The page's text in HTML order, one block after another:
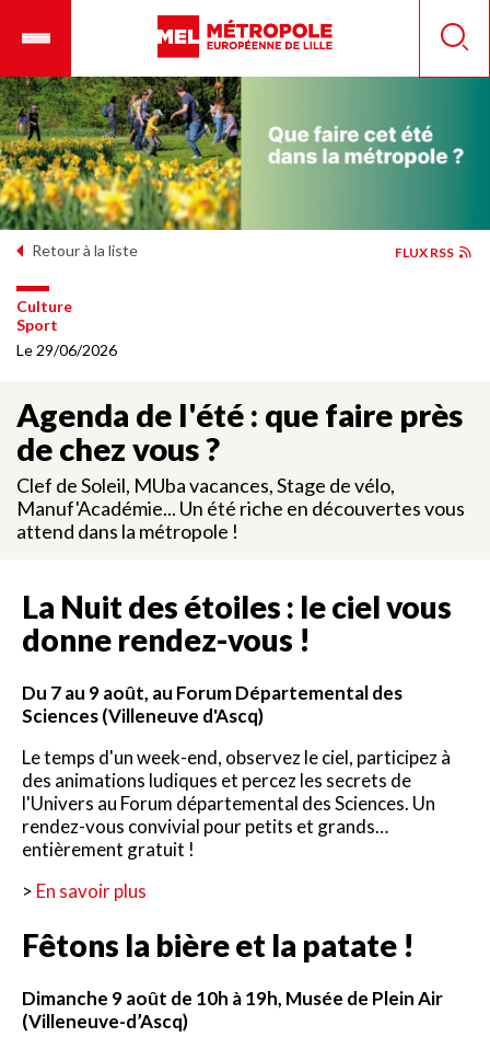
principal
mobile
Retour à la liste FLUX RSS
Culture
Sport
Le 29/06/2026
Agenda de l'été : que faire près
de chez vous ?
Clef de Soleil, MUba vacances, Stage de vélo,
Manuf'Académie... Un été riche en découvertes vous
attend dans la métropole !
La Nuit des étoiles : le ciel vous
donne rendez-vous !
Du 7 au 9 août, au Forum Départemental des
Sciences (Villeneuve d'Ascq)
Le temps d'un week-end, observez le ciel, participez à
des animations ludiques et percez les secrets de
l'Univers au Forum départemental des Sciences. Un
rendez-vous convivial pour petits et grands…
entièrement gratuit !
> En savoir plus
Fêtons la bière et la patate !
Dimanche 9 août de 10h à 19h, Musée de Plein Air
(Villeneuve-d’Ascq)
Panneau de gestion des cookies